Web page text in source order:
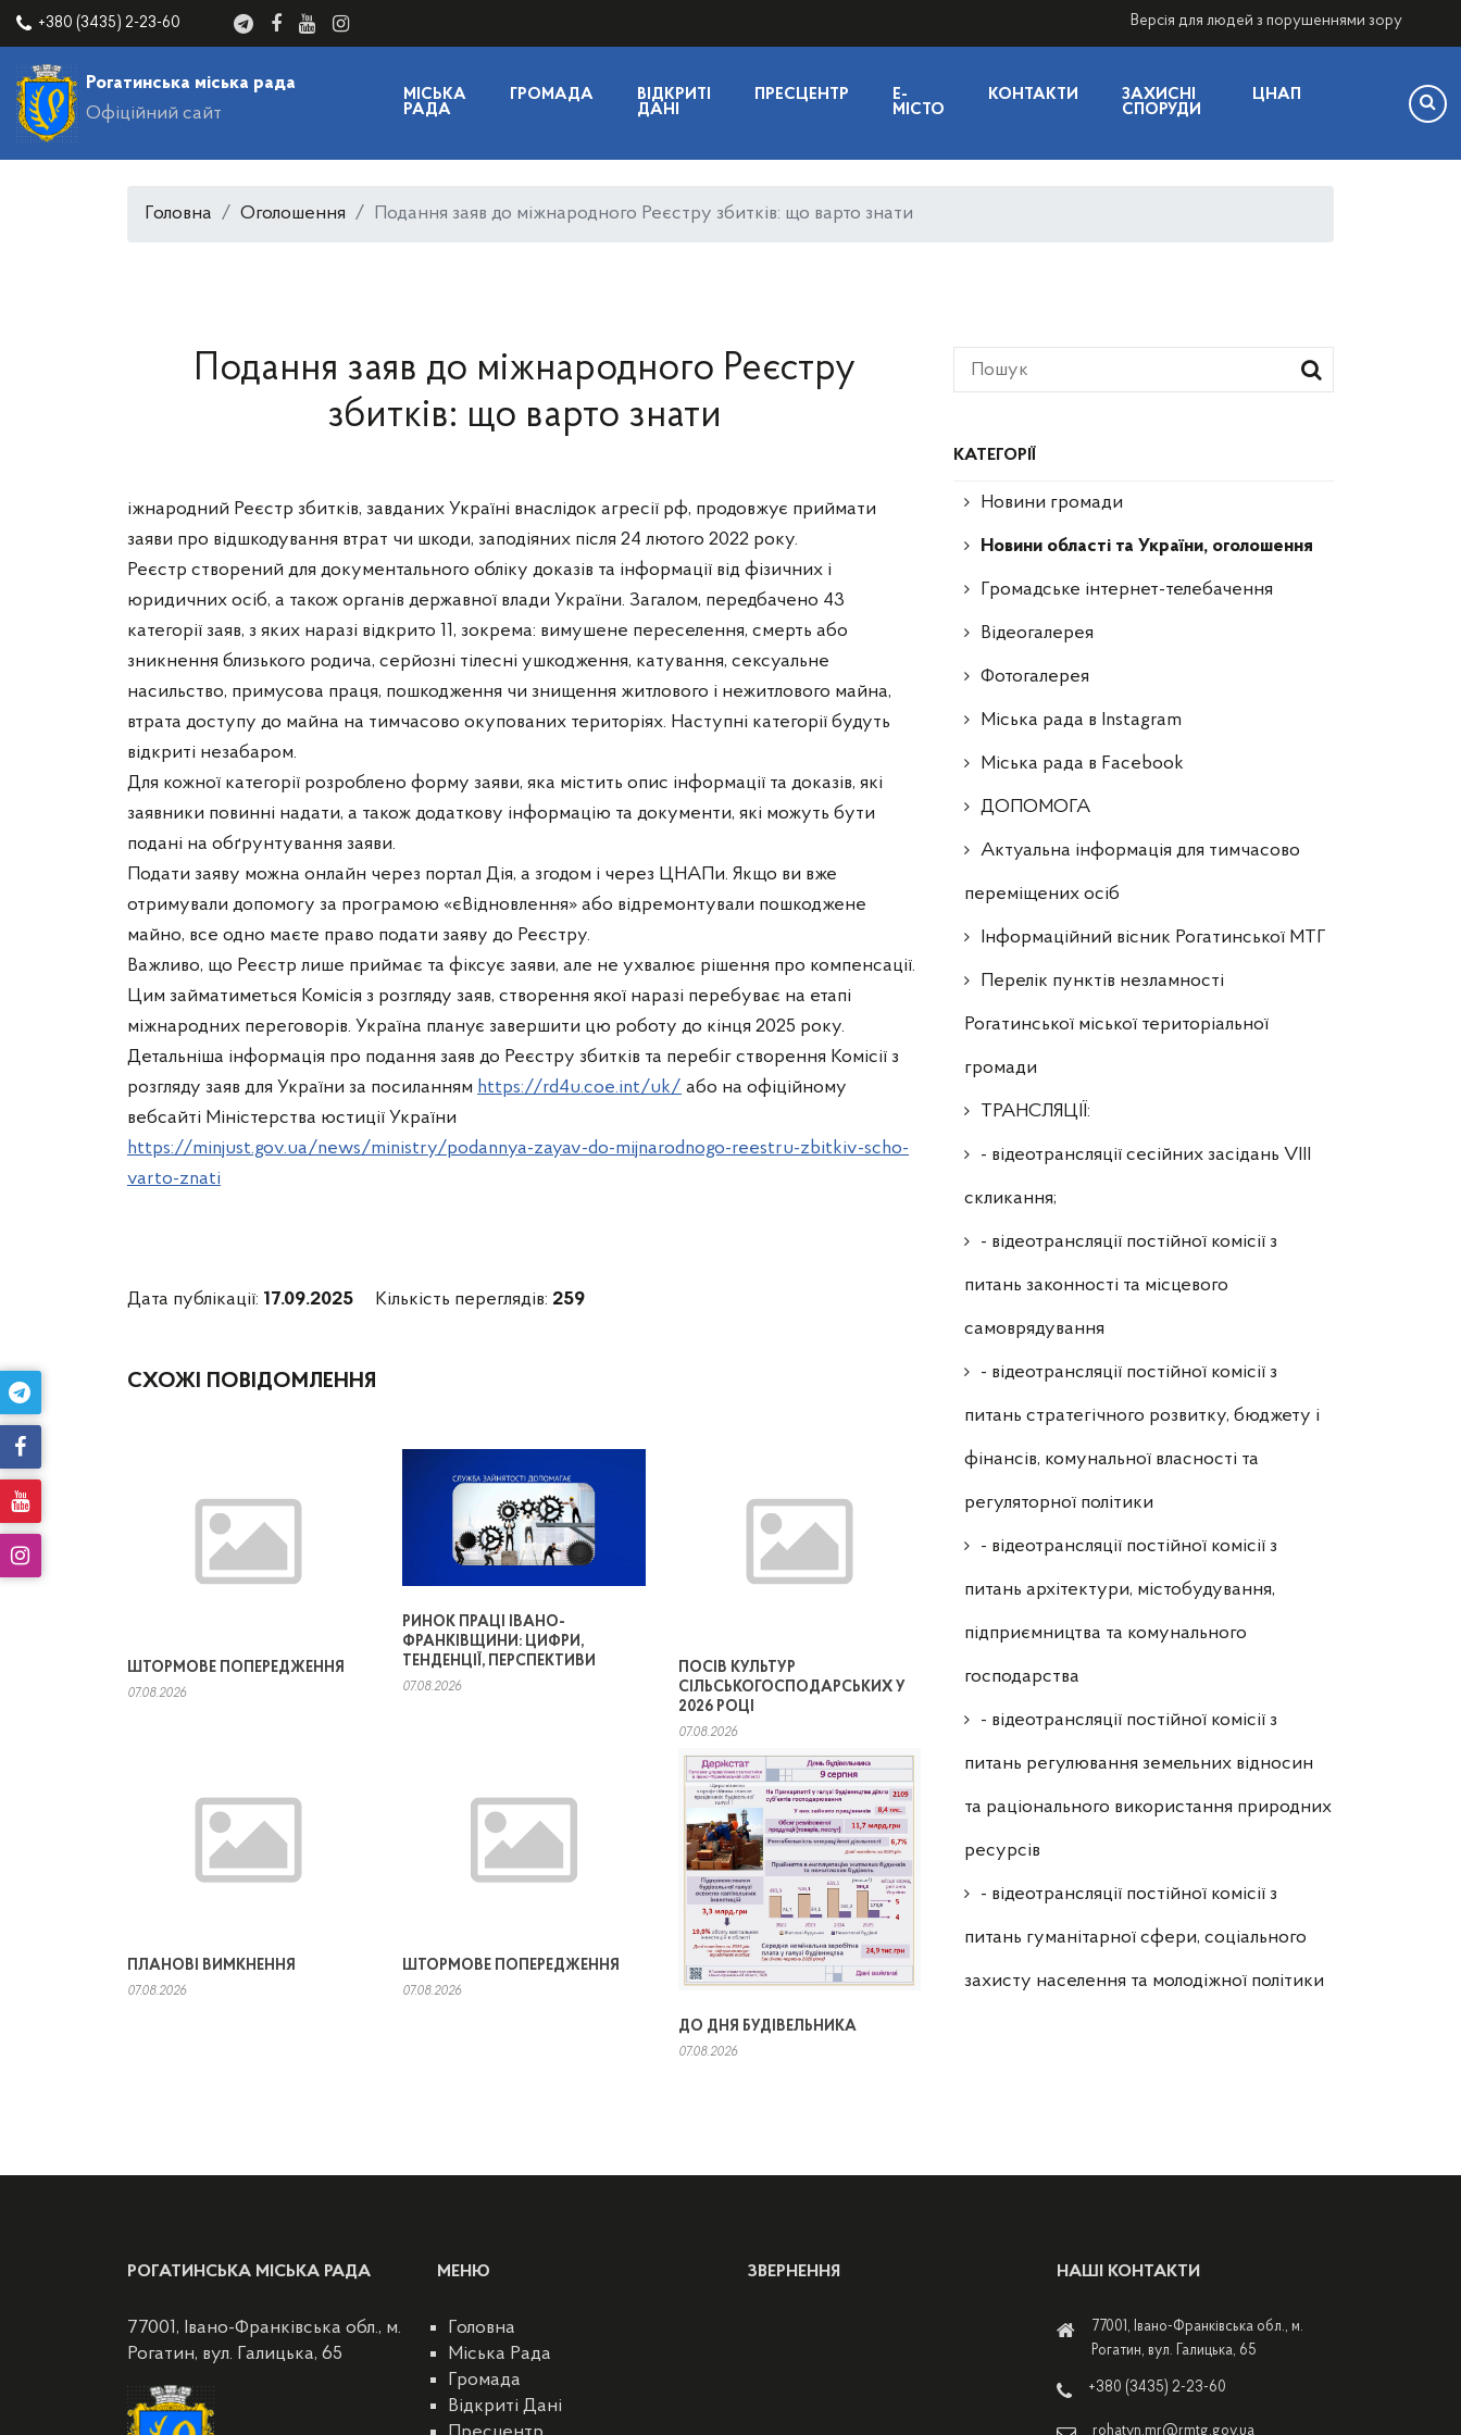
+380 (3435) 2-23-60 Версія для людей з порушеннями зору
Рогатинська міська рада
Офіційний сайт
МІСЬКА
РАДА
ГРОМАДА
ВІДКРИТІ
ДАНІ
ПРЕСЦЕНТР
E-
МІСТО
КОНТАКТИ
ЗАХИСНІ
СПОРУДИ
ЦНАП
Головна Оголошення Подання заяв до міжнародного Реєстру збитків: що варто знати
КАТЕГОРІЇ
Новини громади
Новини області та України, оголошення
Громадське інтернет-телебачення
Відеогалерея
Фотогалерея
Міська рада в Instagram
Міська рада в Facebook
ДОПОМОГА
Актуальна інформація для тимчасово
переміщених осіб
Інформаційний вісник Рогатинської МТГ
Перелік пунктів незламності
Рогатинської міської територіальної
громади
ТРАНСЛЯЦІЇ:
- відеотрансляції сесійних засідань VIII
скликання;
- відеотрансляції постійної комісії з
питань законності та місцевого
самоврядування
- відеотрансляції постійної комісії з
питань стратегічного розвитку, бюджету і
фінансів, комунальної власності та
регуляторної політики
- відеотрансляції постійної комісії з
питань архітектури, містобудування,
підприємництва та комунального
господарства
- відеотрансляції постійної комісії з
питань регулювання земельних відносин
та раціонального використання природних
ресурсів
- відеотрансляції постійної комісії з
питань гуманітарної сфери, соціального
захисту населення та молодіжної політики
Подання заяв до міжнародного Реєстру
збитків: що варто знати
іжнародний Реєстр збитків, завданих Україні внаслідок агресії рф, продовжує приймати
заяви про відшкодування втрат чи шкоди, заподіяних після 24 лютого 2022 року.
Реєстр створений для документального обліку доказів та інформації від фізичних і
юридичних осіб, а також органів державної влади України. Загалом, передбачено 43
категорії заяв, з яких наразі відкрито 11, зокрема: вимушене переселення, смерть або
зникнення близького родича, серйозні тілесні ушкодження, катування, сексуальне
насильство, примусова праця, пошкодження чи знищення житлового і нежитлового майна,
втрата доступу до майна на тимчасово окупованих територіях. Наступні категорії будуть
відкриті незабаром.
Для кожної категорії розроблено форму заяви, яка містить опис інформації та доказів, які
заявники повинні надати, а також додаткову інформацію та документи, які можуть бути
подані на обґрунтування заяви.
Подати заяву можна онлайн через портал Дія, а згодом і через ЦНАПи. Якщо ви вже
отримували допомогу за програмою «єВідновлення» або відремонтували пошкоджене
майно, все одно маєте право подати заяву до Реєстру.
Важливо, що Реєстр лише приймає та фіксує заяви, але не ухвалює рішення про компенсації.
Цим займатиметься Комісія з розгляду заяв, створення якої наразі перебуває на етапі
міжнародних переговорів. Україна планує завершити цю роботу до кінця 2025 року.
Детальніша інформація про подання заяв до Реєстру збитків та перебіг створення Комісії з
розгляду заяв для України за посиланням https://rd4u.coe.int/uk/ або на офіційному
вебсайті Міністерства юстиції України
https://minjust.gov.ua/news/ministry/podannya-zayav-do-mijnarodnogo-reestru-zbitkiv-scho-
varto-znati
Дата публікації: 17.09.2025 Кількість переглядів: 259
СХОЖІ ПОВІДОМЛЕННЯ
ШТОРМОВЕ ПОПЕРЕДЖЕННЯ
07.08.2026
РИНОК ПРАЦІ ІВАНО-
ФРАНКІВЩИНИ: ЦИФРИ,
ТЕНДЕНЦІЇ, ПЕРСПЕКТИВИ
07.08.2026
ПОСІВ КУЛЬТУР
СІЛЬСЬКОГОСПОДАРСЬКИХ У
2026 РОЦІ
07.08.2026
ПЛАНОВІ ВИМКНЕННЯ
07.08.2026
ШТОРМОВЕ ПОПЕРЕДЖЕННЯ
07.08.2026
ДО ДНЯ БУДІВЕЛЬНИКА
07.08.2026
РОГАТИНСЬКА МІСЬКА РАДА
77001, Івано-Франківська обл., м.
Рогатин, вул. Галицька, 65
МЕНЮ
Головна
Міська Рада
Громада
Відкриті Дані
ЗВЕРНЕННЯ НАШІ КОНТАКТИ
77001, Івано-Франківська обл., м.
Рогатин, вул. Галицька, 65
+380 (3435) 2-23-60
rohatyn.mr@rmtg.gov.ua